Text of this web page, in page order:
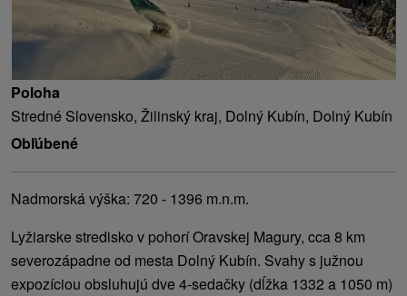
Poloha
Stredné Slovensko, Žilinský kraj, Dolný Kubín, Dolný Kubín
Obľúbené
Nadmorská výška: 720 - 1396 m.n.m.
Lyžiarske stredisko v pohorí Oravskej Magury, cca 8 km
severozápadne od mesta Dolný Kubín. Svahy s južnou
expozíciou obsluhujú dve 4-sedačky (dĺžka 1332 a 1050 m)